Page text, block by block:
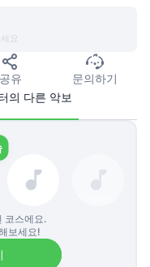
요
공유
문의하기
의 다른 악보
코스에요.
보세요!